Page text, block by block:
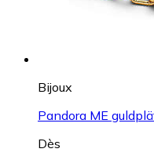
Bijoux
Pandora ME
Dès